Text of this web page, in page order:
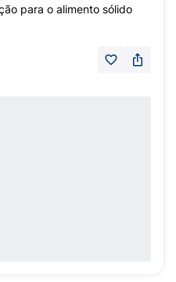
para o alimento sólido